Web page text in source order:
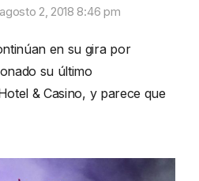
agosto 2, 2018 8:46 pm
en su gira por
su último
& Casino, y parece que